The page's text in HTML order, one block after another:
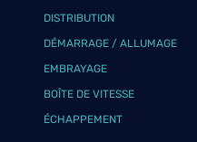
DISTRIBUTION
DÉMARRAGE / ALLUMAGE
EMBRAYAGE
BOÎTE DE VITESSE
ÉCHAPPEMENT